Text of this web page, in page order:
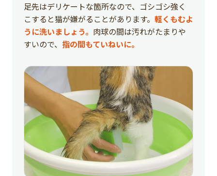
足先はデリケートな箇所なので、ゴシゴシ強く
こすると猫が嫌がることがあります。 軽くもむよ
うに洗いましょう。 肉球の間は汚れがたまりや
すいので、 指の間もていねいに。